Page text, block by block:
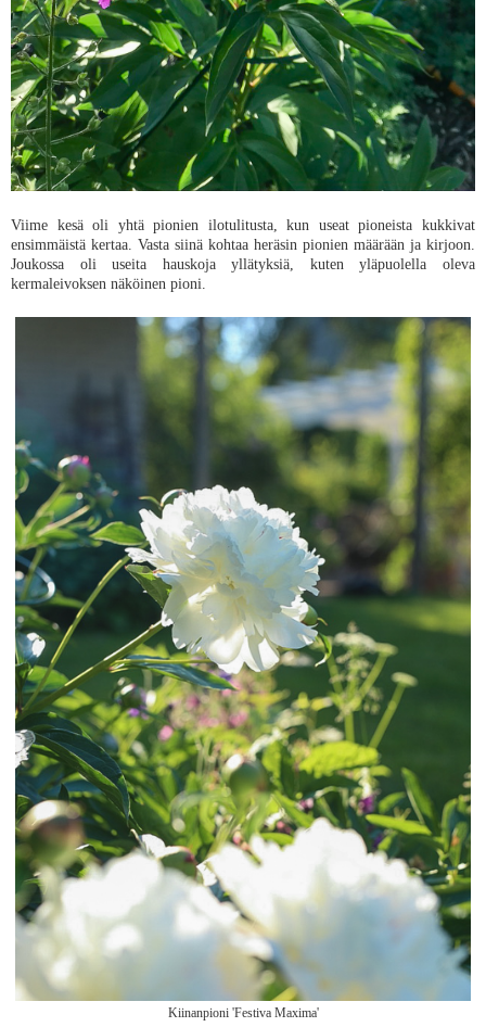
Viime kesä oli yhtä pionien ilotulitusta, kun useat pioneista kukkivat
ensimmäistä kertaa. Vasta siinä kohtaa heräsin pionien määrään ja kirjoon.
Joukossa oli useita hauskoja yllätyksiä, kuten yläpuolella oleva
kermaleivoksen näköinen pioni.
Kiinanpioni 'Festiva Maxima'